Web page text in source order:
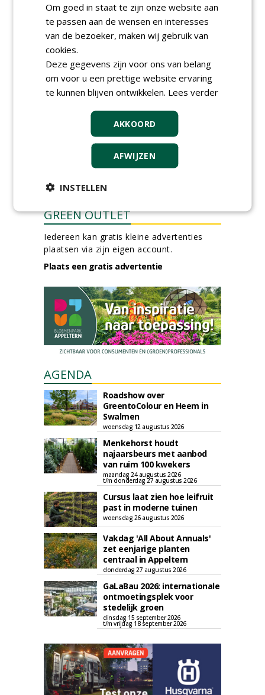
Boominspecteur bij
Boomtotaalzorg24-40 uur
30-07-2026, Schalkwijk
Golfbaan KralingenOosthoek
groepRotterdam
meer Groene Banen
GREEN OUTLET
Iedereen kan gratis kleine advertenties
plaatsen via zijn eigen account.
Plaats een gratis advertentie
AGENDA
Roadshow over
GreentoColour en Heem in
Swalmen
woensdag 12 augustus 2026
Menkehorst houdt
najaarsbeurs met aanbod
van ruim 100 kwekers
maandag 24 augustus 2026
t/m donderdag 27 augustus 2026
Cursus laat zien hoe leifruit
past in moderne tuinen
woensdag 26 augustus 2026
Vakdag 'All About Annuals'
zet eenjarige planten
centraal in Appeltern
donderdag 27 augustus 2026
GaLaBau 2026: internationale
ontmoetingsplek voor
stedelijk groen
dinsdag 15 september 2026
t/m vrijdag 18 september 2026
Om goed in staat te zijn onze website aan
te passen aan de wensen en interesses
van de bezoeker, maken wij gebruik van
cookies.
Deze gegevens zijn voor ons van belang
om voor u een prettige website ervaring
te kunnen blijven ontwikkelen. Lees verder
AKKOORD
AFWIJZEN
INSTELLEN